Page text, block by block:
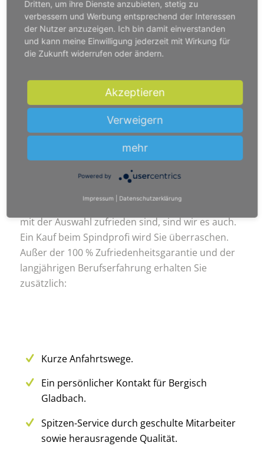
Der ideenreiche Mix an Werkstoffen der
Schränke bietet hohe Produktqualität
Vielseitige Auswahl - zeitsparend und
Zuverlässigkeit, Einrichtung und
Erweiterbarkeit auf hohem Niveau
Freuen Sie sich auf Ihren neuen Spind
Wir wünschen uns einen einfachen und
mit der Auswahl zufrieden sind, sind wir es auch.
Ein Kauf beim Spindprofi wird Sie überraschen.
Außer der 100 % Zufriedenheitsgarantie und der
langjährigen Berufserfahrung erhalten Sie
zusätzlich:
Kurze Anfahrtswege.
Ein persönlicher Kontakt für Bergisch
Gladbach.
Spitzen-Service durch geschulte Mitarbeiter
sowie herausragende Qualität.
Dritten, um ihre Dienste anzubieten, stetig zu
verbessern und Werbung entsprechend der Interessen
der Nutzer anzuzeigen. Ich bin damit einverstanden
und kann meine Einwilligung jederzeit mit Wirkung für
die Zukunft widerrufen oder ändern.
Akzeptieren
Verweigern
mehr
Powered by
Impressum Datenschutzerklärung